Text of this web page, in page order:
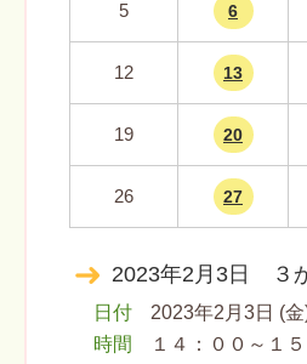
5 6
12 13
19 20
26 27
2023年2月3日 ３
日付
2023年2月3日 (
時間
１４：００～１